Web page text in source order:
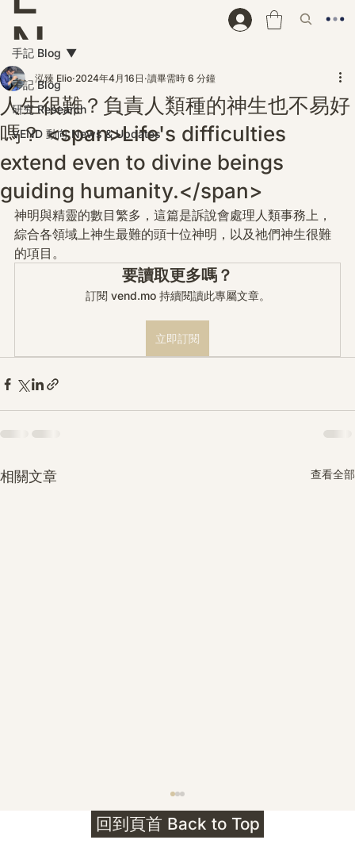
N
D
手記 Blog
研究 Research
VEND 動向 News & Updates
手記 Blog
人生很難？負責人類種的神生也不易好
嗎？ <span>Life's difficulties
extend even to divine beings
guiding humanity.</span>
泓臻 Elio 2024年4月16日 讀畢需時 6 分鐘
神明與精靈的數目繁多，這篇是訴說會處理人類事務上，
綜合各領域上神生最難的頭十位神明，以及祂們神生很難
的項目。
要讀取更多嗎？
訂閱 vend.mo 持續閱讀此專屬文章。
立即訂閱
相關文章 查看全部
回到頁首 Back to Top